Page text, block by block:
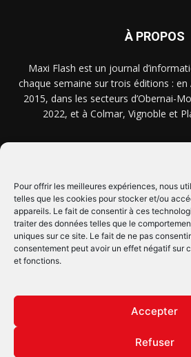
Pour offrir les meilleures expériences, nous
telles que les cookies pour stocker et/ou
appareils. Le fait de consentir à ces
traiter des données telles que le
uniques sur ce site. Le fait de ne pas
consentement peut avoir un effet négatif sur
et fonctions.
Accepter
Refuser
À PROPOS
Maxi Flash est un journal
chaque semaine sur trois éditions :
2015, dans les secteurs d’Obernai-
2022, et à Colmar, Vignoble et
CLIQUEZ ICI !
SUIVEZ-